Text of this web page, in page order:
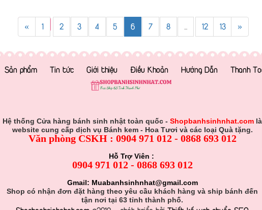
« 1 2 3 4 5 6 7 8 ... 12 13 »
Sản phẩm Tin tức Giới thiệu Điều Khoản Hướng Dẫn Thanh
Hệ thống Cửa hàng bánh sinh nhật toàn quốc - Shopbanhsinhnhat.com là
website cung cấp dịch vụ Bánh kem - Hoa Tươi và các loại Quà tặng.
Văn phòng CSKH : 0904 971 012 - 0868 693 012
Hỗ Trợ Viên :
0904 971 012 - 0868 693 012
Gmail: Muabanhsinhnhat@gmail.com
Shop có nhận đơn đặt hàng theo yêu cầu khách hàng và ship bánh đến
tận nơi tại 63 tỉnh thành phố.